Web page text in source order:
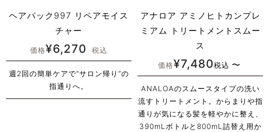
ヘアパック997 リペアモイス
チャー
価格¥6,270 税込
週2回の簡単ケアで“サロン帰り”の
指通りへ。
アナロア アミノヒトカンプレ
ミアム トリートメントスムー
ス
価格¥7,480税込 〜
ANALOAのスムースタイプの洗い
流すトリートメント。からまりや指
通りが気になる髪を軽やかに整え、
390mLボトルと800mL詰替え用か